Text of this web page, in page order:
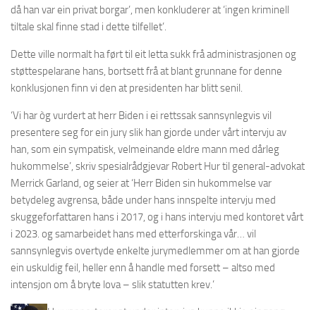
då han var ein privat borgar’, men konkluderer at ‘ingen kriminell
tiltale skal finne stad i dette tilfellet’.
Dette ville normalt ha ført til eit letta sukk frå administrasjonen og
støttespelarane hans, bortsett frå at blant grunnane for denne
konklusjonen finn vi den at presidenten har blitt senil.
‘Vi har òg vurdert at herr Biden i ei rettssak sannsynlegvis vil
presentere seg for ein jury slik han gjorde under vårt intervju av
han, som ein sympatisk, velmeinande eldre mann med dårleg
hukommelse’, skriv spesialrådgjevar Robert Hur til general-advokat
Merrick Garland, og seier at ‘Herr Biden sin hukommelse var
betydeleg avgrensa, både under hans innspelte intervju med
skuggeforfattaren hans i 2017, og i hans intervju med kontoret vårt
i 2023. og samarbeidet hans med etterforskinga vår… vil
sannsynlegvis overtyde enkelte jurymedlemmer om at han gjorde
ein uskuldig feil, heller enn å handle med forsett – altso med
intensjon om å bryte lova – slik statutten krev.’